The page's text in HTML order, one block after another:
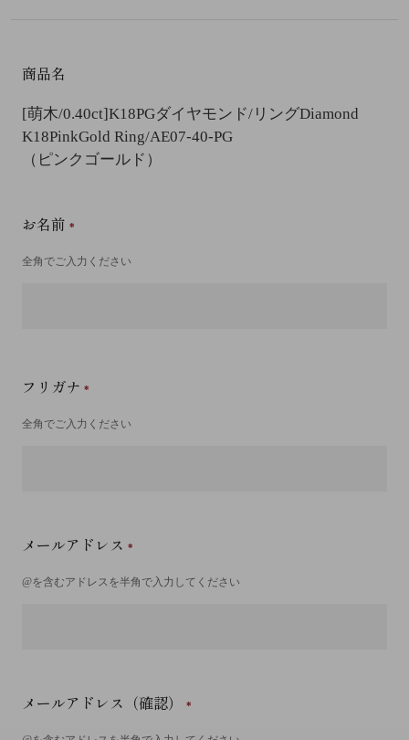
商品名
[萌木/0.40ct]K18PGダイヤモンド/リングDiamond
K18PinkGold Ring/AE07-40-PG
（ピンクゴールド）
お名前
全角でご入力ください
フリガナ
全角でご入力ください
メールアドレス
@を含むアドレスを半角で入力してください
メールアドレス（確認）